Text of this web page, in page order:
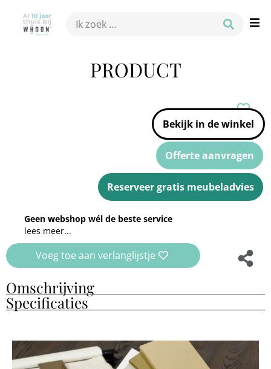
PRODUCT
Bekijk in de winkel
Offerte aanvragen
Reserveer gratis meubeladvies
Geen webshop wél de beste service
lees meer...
Voeg toe aan verlanglijstje
Omschrijving
Specificaties